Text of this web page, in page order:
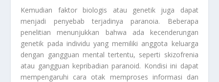
Kemudian faktor biologis atau genetik juga dapat
menjadi penyebab terjadinya paranoia. Beberapa
penelitian menunjukkan bahwa ada kecenderungan
genetik pada individu yang memiliki anggota keluarga
dengan gangguan mental tertentu, seperti skizofrenia
atau gangguan kepribadian paranoid. Kondisi ini dapat
mempengaruhi cara otak memproses informasi dan